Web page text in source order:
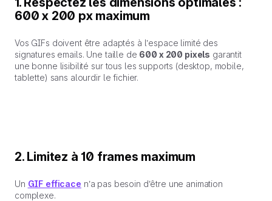
600 x 200 px maximum
Vos GIFs doivent être adaptés à l’espace limité des
signatures emails. Une taille de 600 x 200 pixels garantit
une bonne lisibilité sur tous les supports (desktop, mobile,
tablette) sans alourdir le fichier.
2. Limitez à 10 frames maximum
Un GIF efficace n’a pas besoin d’être une animation
complexe.